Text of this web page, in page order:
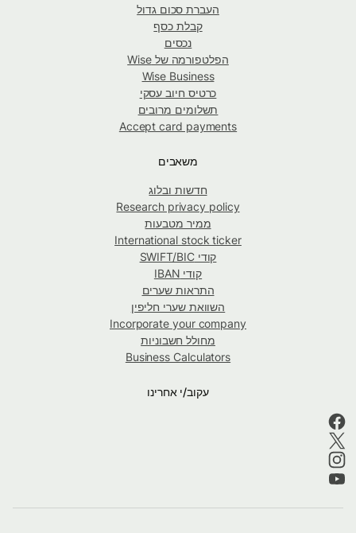
העברת סכום גדול
קבלת כסף
נכסים
הפלטפורמה של Wise
Wise Business
כרטיס חיוב עסקי
תשלומים מרובים
Accept card payments
משאבים
חדשות ובלוג
Research privacy policy
ממיר מטבעות
International stock ticker
קודי SWIFT/BIC
קודי IBAN
התראות שערים
השוואת שערי חליפין
Incorporate your company
מחולל חשבוניות
Business Calculators
עקוב/י אחרינו